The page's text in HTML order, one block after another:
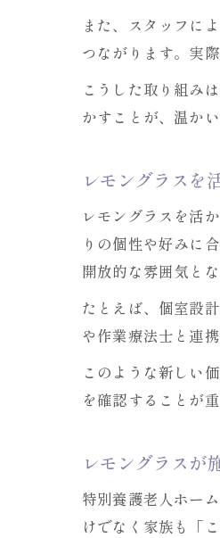
また、スタッフに
つながります。実
こうした取り組み
かすことが、温か
レモングラスを
レモングラスを活
りの個性や好みに
開放的な雰囲気と
たとえば、個室設
や作業療法士と連
このような新しい
を確認することが重
レモングラスが
特別養護老人ホー
けでなく家族も「